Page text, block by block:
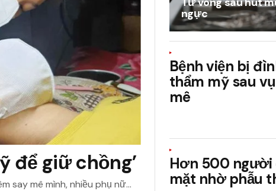
để giữ chồng’
say mê mình, nhiều phụ nữ…
ngực
Bệnh viện bị
thẩm mỹ sau
mê
Hơn 500 người
mặt nhờ phẫu